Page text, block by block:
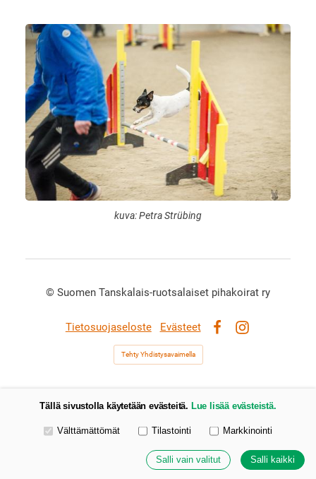
kuva: Petra Strübing
© Suomen Tanskalais-ruotsalaiset pihakoirat ry
Tietosuojaseloste
Evästeet
Tehty Yhdistysavaimella
Tällä sivustolla käytetään evästeitä. Lue lisää evästeistä.
Valitse käytettävät evästeet
Välttämättömät Tilastointi Markkinointi
Salli vain valitut Salli kaikki